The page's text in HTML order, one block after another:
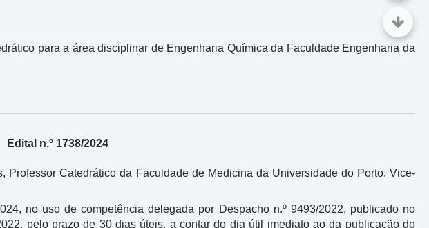
para a área disciplinar de Engenharia Química da Faculdade Engenharia da
Edital n.º 1738/2024
Professor Catedrático da Faculdade de Medicina da Universidade do Porto, Vice-
no uso de competência delegada por Despacho n.º 9493/2022, publicado no
pelo prazo de 30 dias úteis, a contar do dia útil imediato ao da publicação do